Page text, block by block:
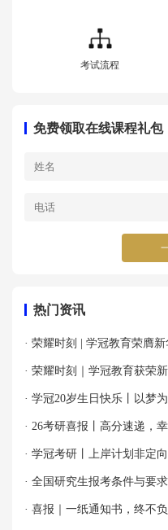
考试流程
免费领取在线课程礼包
热门资讯
· 荣耀时刻 | 学冠教育荣膺
优秀案例”殊荣！
· 荣耀时刻｜学冠教育获荣
牌！
· 学冠20岁生日快乐丨以梦
· 26考研喜报丨高分速递，
· 学冠考研丨上岸计划非定
· 全国研究生报考条件与要求
· 喜报｜一纸通知书，终不